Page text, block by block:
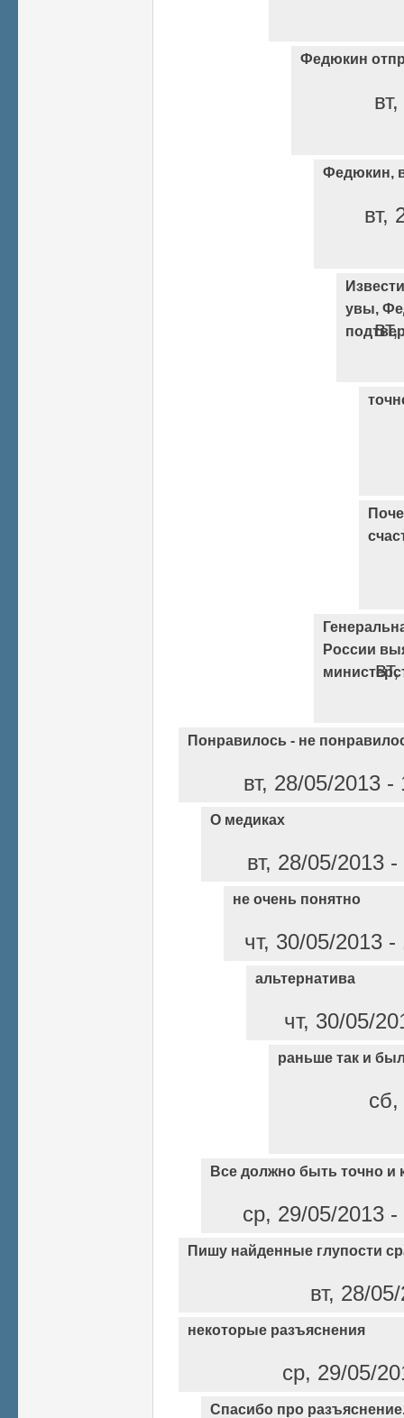
Федюкин
Федюкин,
вт,
увы,
России
Понравилось - не
вт, 28/05/2013
О медиках
вт, 28/05/2013
не очень понятно
чт, 30/05/2013
альтернатива
чт, 30/05/
раньше так и
Все должно быть точно и
ср, 29/05/2013
Пишу найденные глупости
вт, 28/
некоторые разъяснения
ср, 29/05/
Спасибо про